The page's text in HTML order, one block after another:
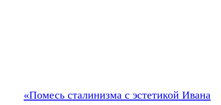
«Помесь сталинизма с эстетикой Ивана